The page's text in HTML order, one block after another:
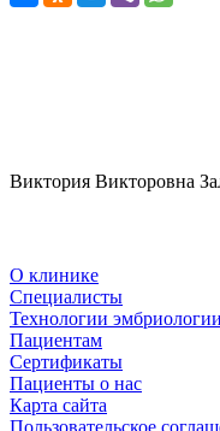
Виктория Викторовна
О клинике
Специалисты
Технологии эмбриологии
Пациентам
Сертификаты
Пациенты о нас
Карта сайта